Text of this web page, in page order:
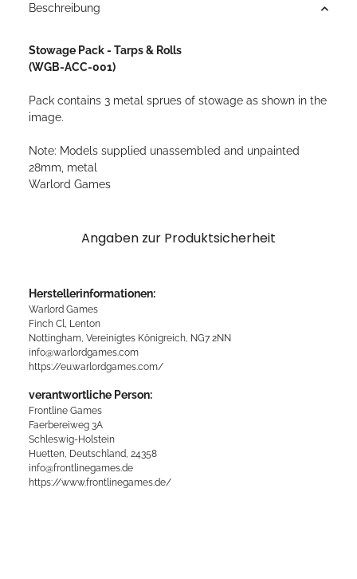
Beschreibung
Stowage Pack - Tarps & Rolls
(WGB-ACC-001)
Pack contains 3 metal sprues of stowage as shown in the
image.
Note: Models supplied unassembled and unpainted
28mm, metal
Warlord Games
Angaben zur Produktsicherheit
Herstellerinformationen:
Warlord Games
Finch Cl, Lenton
Nottingham, Vereinigtes Königreich, NG7 2NN
info@warlordgames.com
https://eu.warlordgames.com/
verantwortliche Person:
Frontline Games
Faerbereiweg 3A
Schleswig-Holstein
Huetten, Deutschland, 24358
info@frontlinegames.de
https://www.frontlinegames.de/